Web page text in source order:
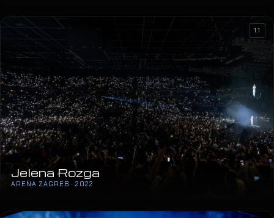
Jelena Rozga
ARENA ZAGREB · 2022
11